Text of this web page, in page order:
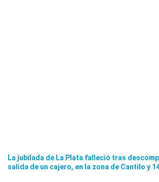
La jubilada de La Plata falleció tras
salida de un cajero, en la zona de Cantilo y